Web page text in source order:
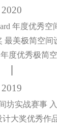
2020
年度优秀空
最美极简空间
度优秀极简
2019
坊实战赛事
计大奖优秀作